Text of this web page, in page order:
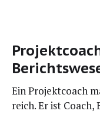
Ein Pro­jekt­coach
reich. Er ist